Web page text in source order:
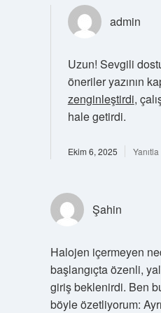
admin
Uzun! Sevgili
öneriler yazının
zenginleştirdi,
hale getirdi.
Ekim 6, 2025 Yanıtla
Şahin
Halojen içermeyen
başlangıçta özenli,
giriş beklenirdi. Ben
böyle özetliyorum: